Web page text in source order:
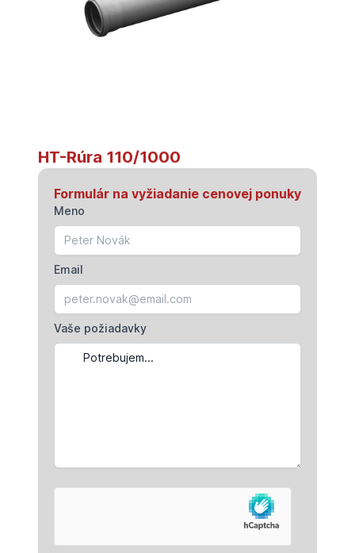
HT-Rúra 110/1000
Formulár na vyžiadanie cenovej ponuky
Meno
Email
Vaše požiadavky